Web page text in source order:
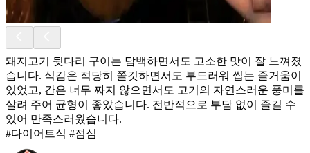
돼지고기 뒷다리 구이는 담백하면서도 고소한 맛이 잘 느껴졌
습니다. 식감은 적당히 쫄깃하면서도 부드러워 씹는 즐거움이
있었고, 간은 너무 짜지 않으면서도 고기의 자연스러운 풍미를
살려 주어 균형이 좋았습니다. 전반적으로 부담 없이 즐길 수
있어 만족스러웠습니다.
#다이어트식 #점심